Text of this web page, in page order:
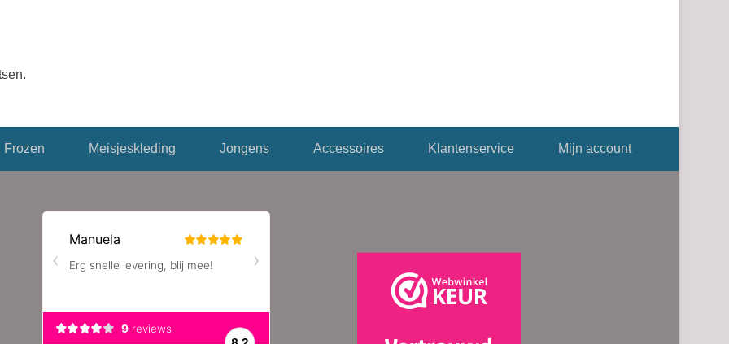
Frozen Meisjeskleding Jongens Accessoires Klantenservice Mijn account